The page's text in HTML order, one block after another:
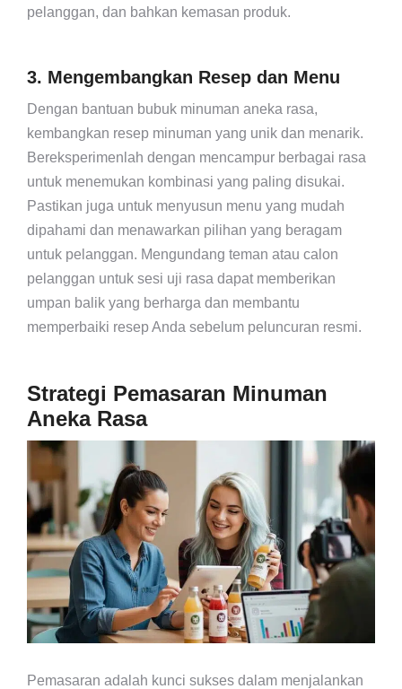
pelanggan, dan bahkan kemasan produk.
3. Mengembangkan Resep dan Menu
Dengan bantuan bubuk minuman aneka rasa,
kembangkan resep minuman yang unik dan menarik.
Bereksperimenlah dengan mencampur berbagai rasa
untuk menemukan kombinasi yang paling disukai.
Pastikan juga untuk menyusun menu yang mudah
dipahami dan menawarkan pilihan yang beragam
untuk pelanggan. Mengundang teman atau calon
pelanggan untuk sesi uji rasa dapat memberikan
umpan balik yang berharga dan membantu
memperbaiki resep Anda sebelum peluncuran resmi.
Strategi Pemasaran Minuman
Aneka Rasa
Pemasaran adalah kunci sukses dalam menjalankan